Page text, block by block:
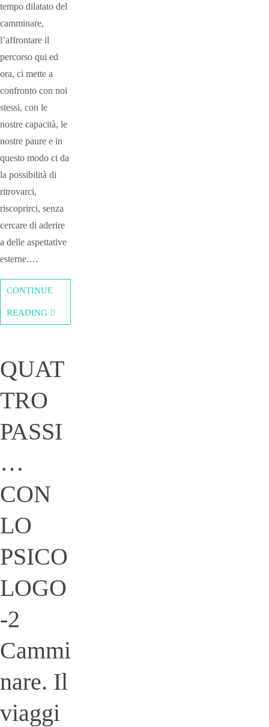
tempo dilatato del
camminare,
l’affrontare il
percorso qui ed
ora, ci mette a
confronto con noi
stessi, con le
nostre capacità, le
nostre paure e in
questo modo ci da
la possibilità di
ritrovarci,
riscoprirci, senza
cercare di aderire
a delle aspettative
esterne.…
CONTINUE
READING
QUAT
TRO
PASSI
…
CON
LO
PSICO
LOGO
-2
Cammi
nare. Il
viaggi